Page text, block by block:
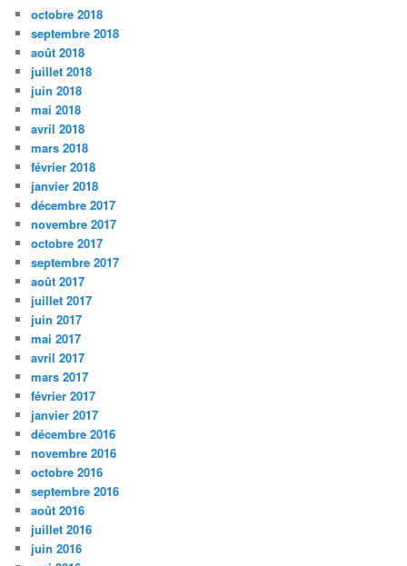
octobre 2018
septembre 2018
août 2018
juillet 2018
juin 2018
mai 2018
avril 2018
mars 2018
février 2018
janvier 2018
décembre 2017
novembre 2017
octobre 2017
septembre 2017
août 2017
juillet 2017
juin 2017
mai 2017
avril 2017
mars 2017
février 2017
janvier 2017
décembre 2016
novembre 2016
octobre 2016
septembre 2016
août 2016
juillet 2016
juin 2016